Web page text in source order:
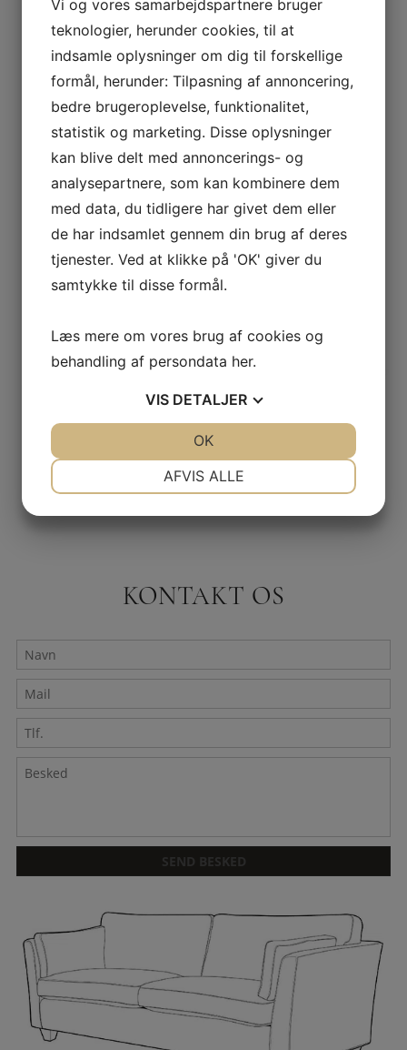
SOFABORD TINA
KONTAKT OS
Navn
Mail *
Tlf.
Besked
Vi og vores samarbejdspartnere bruger
teknologier, herunder cookies, til at
indsamle oplysninger om dig til forskellige
formål, herunder: Tilpasning af annoncering,
bedre brugeroplevelse, funktionalitet,
statistik og marketing. Disse oplysninger
kan blive delt med annoncerings- og
analysepartnere, som kan kombinere dem
med data, du tidligere har givet dem eller
de har indsamlet gennem din brug af deres
tjenester. Ved at klikke på 'OK' giver du
samtykke til disse formål.
Læs mere om vores brug af cookies og
behandling af persondata her.
VIS DETALJER
NØDVENDIGE PRÆFERENCER
MARKETING STATISTIK
AFVIS ALLE
OK